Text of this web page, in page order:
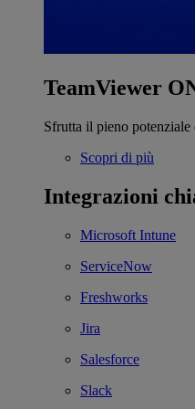
TeamViewer
Sfrutta il pieno
Scopri di più
Integrazioni
Microsoft Intune
ServiceNow
Freshworks
Jira
Salesforce
Slack